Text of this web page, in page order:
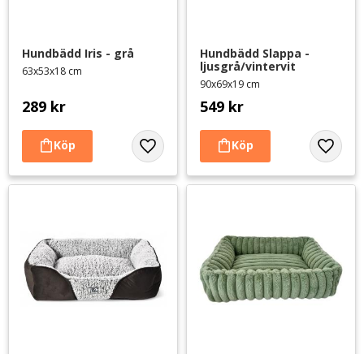
Hundbädd Iris - grå
63x53x18 cm
289 kr
Lägg till i favoriter
Hundbädd Slappa -
ljusgrå/vintervit
90x69x19 cm
549 kr
Lägg